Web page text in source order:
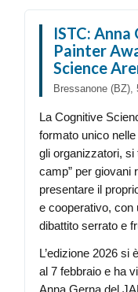
ISTC: Anna
Painter
Science
Bressanone (BZ),
La Cognitive
formato unico
gli organizzatori, si
camp” per giovani
presentare il
e cooperativo, con
dibattito serrato e
L’edizione 2026 si
al 7 febbraio e ha
Anna Gerna del